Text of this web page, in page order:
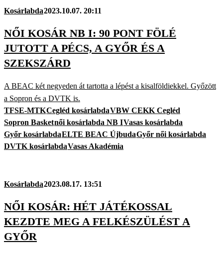
Kosárlabda2023.10.07. 20:11
NŐI KOSÁR NB I: 90 PONT FÖLÉ
JUTOTT A PÉCS, A GYŐR ÉS A
SZEKSZÁRD
A BEAC két negyeden át tartotta a lépést a kisalföldiekkel. Győzött
a Sopron és a DVTK is.
TFSE-MTKCegléd kosárlabdaVBW CEKK Cegléd
Sopron Basketnői kosárlabda NB IVasas kosárlabda
Győr kosárlabdaELTE BEAC ÚjbudaGyőr női kosárlabda
DVTK kosárlabdaVasas Akadémia
Kosárlabda2023.08.17. 13:51
NŐI KOSÁR: HÉT JÁTÉKOSSAL
KEZDTE MEG A FELKÉSZÜLÉST A
GYŐR